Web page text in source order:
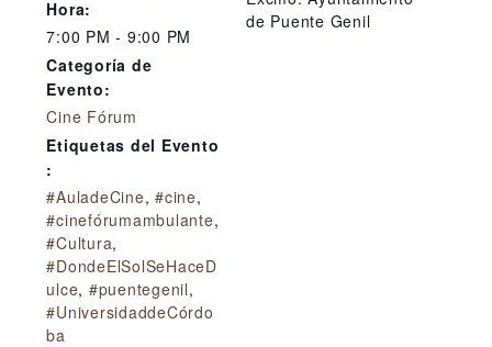
Hora:
7:00 PM - 9:00 PM
Categoría de
Evento:
Cine Fórum
Etiquetas del Evento
:
#AuladeCine,#cine,
#cinefórumambulante,
#Cultura,
#DondeElSolSeHaceD
ulce, #puentegenil,
#UniversidaddeCórdo
ba
de Puente Genil